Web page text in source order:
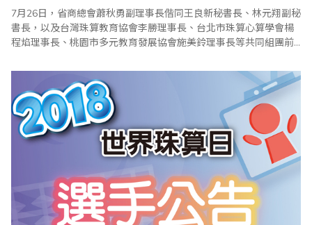
7月26日，省商總會蕭秋勇副理事長偕同王良新秘書長、林元翔副秘
書長，以及台灣珠算教育協會李勝理事長、台北市珠算心算學會楊
程焰理事長、桃園市多元教育發展協會施美鈴理事長等共同組團前
加達拜訪與省商總會珠算推廣工作合作已久的印尼SEMPOA SIP 珠
心算協會林建中會長以及其夫人許麗娜女士，並頒贈敦聘林會長為
省商總會珠心算數學委員會海外副主任委員..